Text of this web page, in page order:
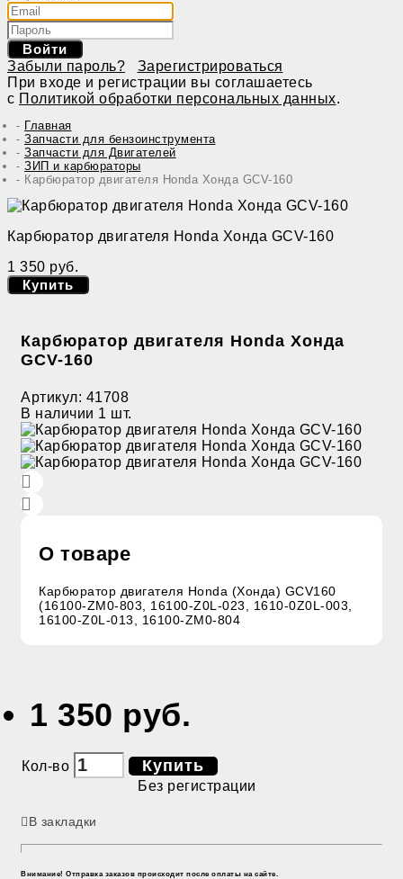
Войти
Забыли пароль?
Зарегистрироваться
При входе и регистрации вы соглашаетесь
с Политикой обработки персональных данных.
Главная
Запчасти для бензоинструмента
Запчасти для Двигателей
ЗИП и карбюраторы
Карбюратор двигателя Honda Хонда GCV-160
Карбюратор двигателя Honda Хонда GCV-160
1 350 руб.
Купить
Карбюратор двигателя Honda Хонда
GCV-160
Артикул: 41708
В наличии 1 шт.
О товаре
Карбюратор двигателя Honda (Хонда) GCV160
(16100-ZM0-803, 16100-Z0L-023, 1610-0Z0L-003,
16100-Z0L-013, 16100-ZM0-804
1 350 руб.
Кол-во Купить
Без регистрации
В закладки
Внимание! Отправка заказов происходит после оплаты на сайте.